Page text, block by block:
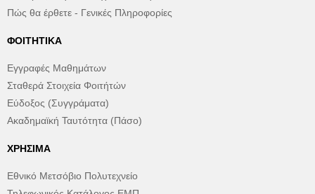
Πώς θα έρθετε - Γενικές Πληροφορίες
ΦΟΙΤΗΤΙΚΆ
Εγγραφές Μαθημάτων
Σταθερά Στοιχεία Φοιτήτών
Εύδοξος (Συγγράματα)
Ακαδημαϊκή Ταυτότητα (Πάσο)
ΧΡΉΣΙΜΑ
Εθνικό Μετσόβιο Πολυτεχνείο